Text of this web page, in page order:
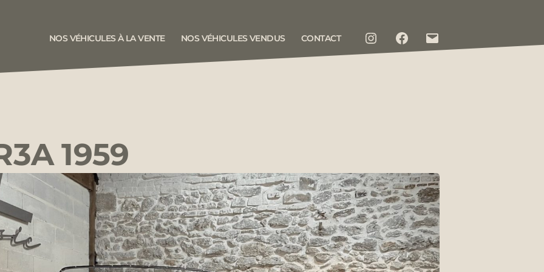
NOS VÉHICULES À LA VENTE NOS VÉHICULES VENDUS
CONTACT
INSTAGRAMFACEBOOKCONTACT
1959